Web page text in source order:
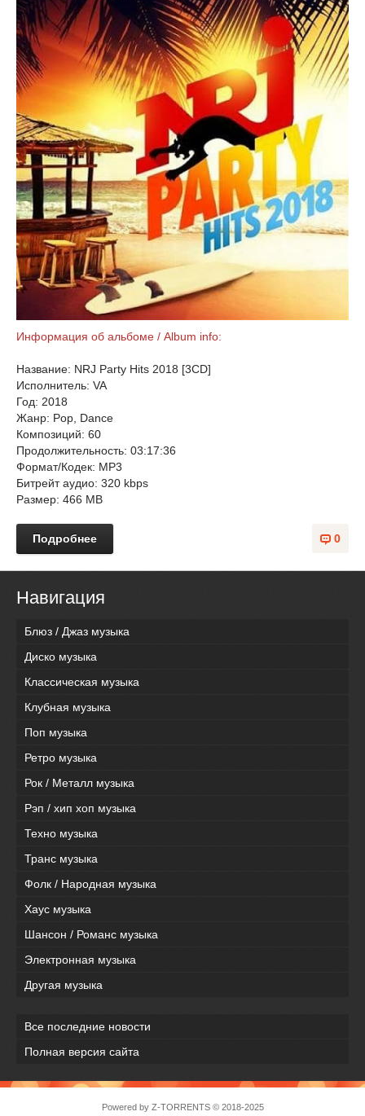
Информация об альбоме / Album info:
Название: NRJ Party Hits 2018 [3CD]
Исполнитель: VA
Год: 2018
Жанр: Pop, Dance
Композиций: 60
Продолжительность: 03:17:36
Формат/Кодек: MP3
Битрейт аудио: 320 kbps
Размер: 466 MB
0
Подробнее
Навигация
Блюз / Джаз музыка
Диско музыка
Классическая музыка
Клубная музыка
Поп музыка
Ретро музыка
Рок / Металл музыка
Рэп / хип хоп музыка
Техно музыка
Транс музыка
Фолк / Народная музыка
Хаус музыка
Шансон / Романс музыка
Электронная музыка
Другая музыка
Все последние новости
Полная версия сайта
Powered by Z-TORRENTS© 2018-2025